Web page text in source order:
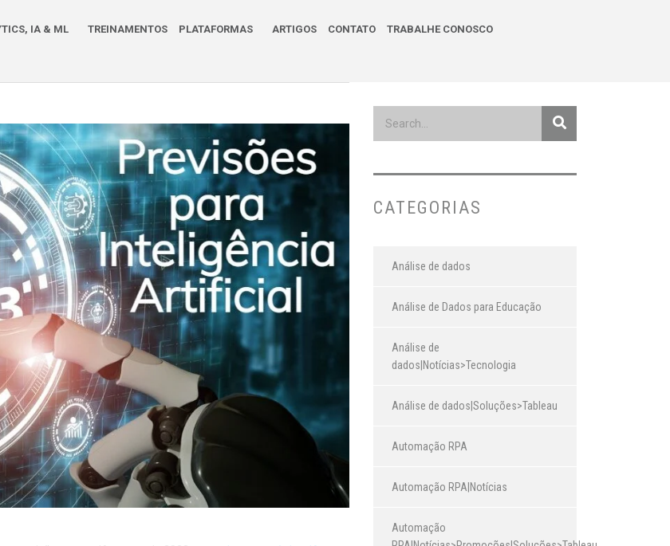
IA & ML TREINAMENTOS PLATAFORMAS ARTIGOS CONTATO TRABALHE CONOSCO
CATEGORIAS
Análise de dados
Análise de Dados para Educação
Análise de
dados|Notícias>Tecnologia
Análise de dados|Soluções>Tableau
Automação RPA
Automação RPA|Notícias
Automação